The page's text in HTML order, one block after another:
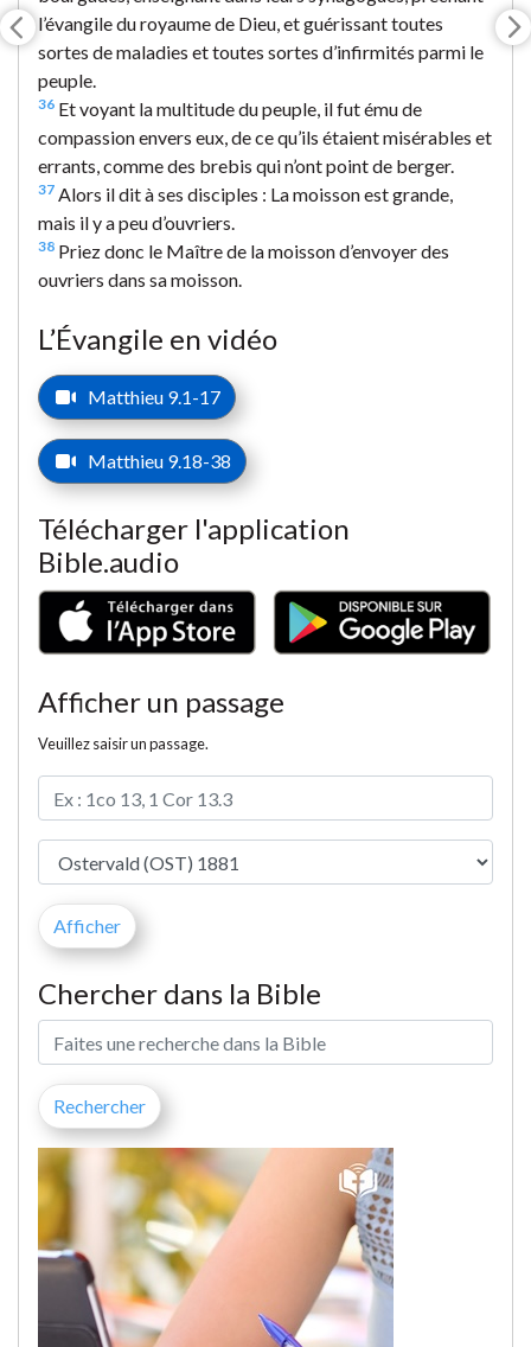
l’évangile du royaume de Dieu, et guérissant toutes
sortes de maladies et toutes sortes d’infirmités parmi le
peuple.
36 Et voyant la multitude du peuple, il fut ému de
compassion envers eux, de ce qu’ils étaient misérables et
errants, comme des brebis qui n’ont point de berger.
37 Alors il dit à ses disciples : La moisson est grande,
mais il y a peu d’ouvriers.
38 Priez donc le Maître de la moisson d’envoyer des
ouvriers dans sa moisson.
L’Évangile en vidéo
Matthieu 9.1-17
Matthieu 9.18-38
Télécharger l'application
Bible.audio
Afficher un passage
Veuillez saisir un passage.
Chercher dans la Bible